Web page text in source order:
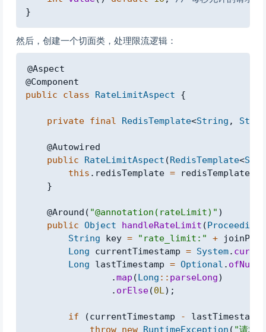
}
然后，创建一个切面类，处理限流逻辑：
@Aspect
@Component
public
class RateLimitAspect {
private final RedisTemplate<String ,
@Autowired
public
RateLimitAspect (RedisTemplate<
this . redisTemplate = redisTemplate
}
@Around ( "@annotation(rateLimit)" )
public Object handleRateLimit (
String key = "rate_limit:" +
Long currentTimestamp = System.
Long lastTimestamp = Optional .
.map (Long :: parseLong)
. orElse(0L) ;
if (currentTimestamp -
lastTimestamp
throw new RuntimeException ( "请求